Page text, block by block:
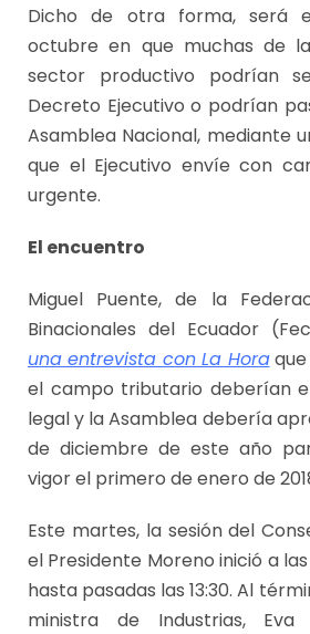
Dicho de otra forma, será
octubre en que muchas de
sector productivo podrían
Decreto Ejecutivo o podrían
Asamblea Nacional, mediante
que el Ejecutivo envíe con
urgente.
El encuentro
Miguel Puente, de la
Binacionales del Ecuador
una entrevista con La Horaque
el campo tributario deberían
legal y la Asamblea debería
de diciembre de este año
vigor el primero de enero de
Este martes, la sesión del
el Presidente Moreno inició a las
hasta pasadas las 13:30. Al
ministra de Industrias, Eva